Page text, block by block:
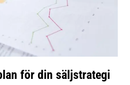
för din säljstrategi